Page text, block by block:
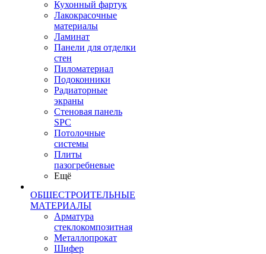
Кухонный фартук
Лакокрасочные
материалы
Ламинат
Панели для отделки
стен
Пиломатериал
Подоконники
Радиаторные
экраны
Стеновая панель
SPC
Потолочные
системы
Плиты
пазогребневые
Ещё
ОБЩЕСТРОИТЕЛЬНЫЕ
МАТЕРИАЛЫ
Арматура
стеклокомпозитная
Металлопрокат
Шифер